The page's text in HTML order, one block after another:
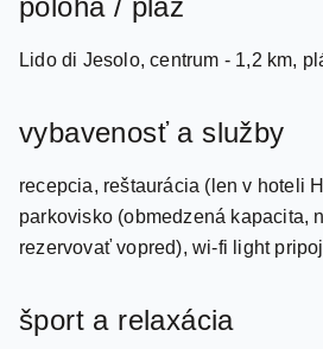
poloha / pláž
vybavenosť a služby
recepcia, reštaurácia (len v hoteli
parkovisko (obmedzená kapacita,